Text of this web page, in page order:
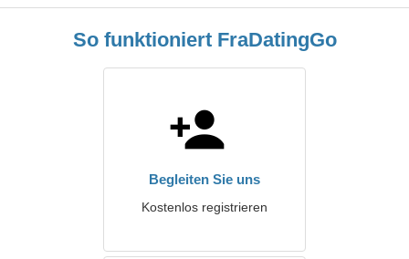
So funktioniert FraDatingGo
Begleiten Sie uns
Kostenlos registrieren